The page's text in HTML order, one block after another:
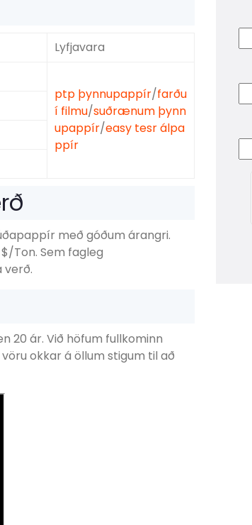
Lyfjavara
ptp þynnupappír/farðu
í filmu/suðrænum þynn
upappír/easy tesr álpa
ppír
með góðum árangri.
Ton. Sem fagleg
verð.
20 ár. Við höfum fullkominn
okkar á öllum stigum til að